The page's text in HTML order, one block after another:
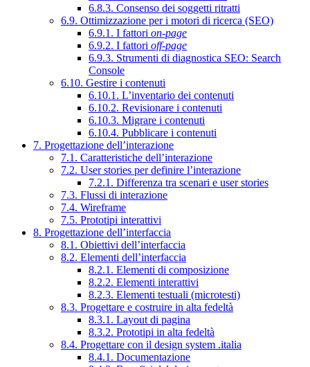
6.8.3. Consenso dei soggetti ritratti
6.9. Ottimizzazione per i motori di ricerca (SEO)
6.9.1. I fattori on-page
6.9.2. I fattori off-page
6.9.3. Strumenti di diagnostica SEO: Search
Console
6.10. Gestire i contenuti
6.10.1. L’inventario dei contenuti
6.10.2. Revisionare i contenuti
6.10.3. Migrare i contenuti
6.10.4. Pubblicare i contenuti
7. Progettazione dell’interazione
7.1. Caratteristiche dell’interazione
7.2. User stories per definire l’interazione
7.2.1. Differenza tra scenari e user stories
7.3. Flussi di interazione
7.4. Wireframe
7.5. Prototipi interattivi
8. Progettazione dell’interfaccia
8.1. Obiettivi dell’interfaccia
8.2. Elementi dell’interfaccia
8.2.1. Elementi di composizione
8.2.2. Elementi interattivi
8.2.3. Elementi testuali (microtesti)
8.3. Progettare e costruire in alta fedeltà
8.3.1. Layout di pagina
8.3.2. Prototipi in alta fedeltà
8.4. Progettare con il design system .italia
8.4.1. Documentazione